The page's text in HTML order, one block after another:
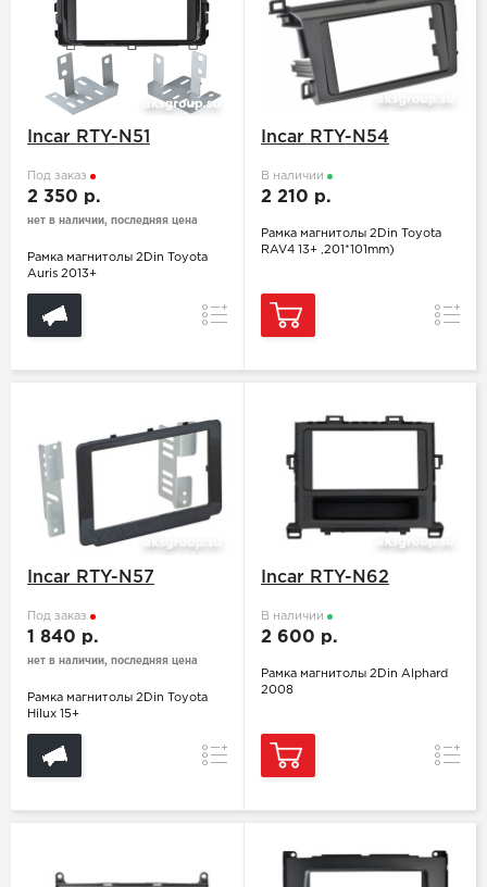
Incar RTY-N51
Под заказ
2 350 р.
нет в наличии, последняя цена
Рамка магнитолы 2Din Toyota
Auris 2013+
Сравнение
Incar RTY-N54
В наличии
2 210 р.
Рамка магнитолы 2Din Toyota
RAV4 13+ ,201*101mm)
Incar RTY-N57
Под заказ
1 840 р.
нет в наличии, последняя цена
Рамка магнитолы 2Din Toyota
Hilux 15+
Сравнение
Incar RTY-N62
В наличии
2 600 р.
Рамка магнитолы 2Din Alphard
2008